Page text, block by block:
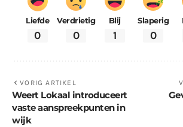
Liefde
0
Verdrietig
0
Blij
1
Slaperig
0
VORIG ARTIKEL
Weert Lokaal introduceert
vaste aanspreekpunten in
wijk